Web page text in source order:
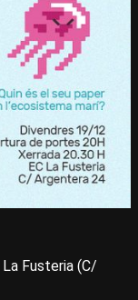
Fusteria (C/